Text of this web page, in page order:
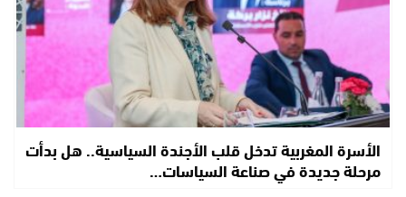
الأسرة المغربية تدخل قلب الأجندة السياسية.. هل بدأت
مرحلة جديدة في صناعة السياسات…